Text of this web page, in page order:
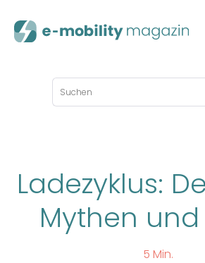
Ladezyklus:
Mythen und
5 Min.